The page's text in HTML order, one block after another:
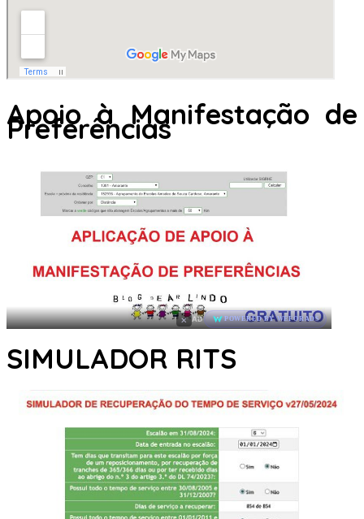
Apoio à Manifestação de
Preferências
× AD POWERED BY WEFORADS
SIMULADOR RITS